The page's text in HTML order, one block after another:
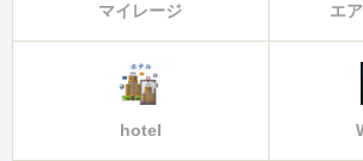
マイレージ エ
hotel